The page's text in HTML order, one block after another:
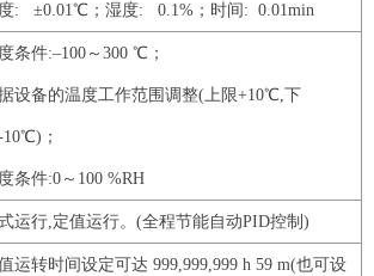
: ±0.01℃；湿度:0.1%；时间:0.01min
条件:–100 ～300 ℃；
设备的温度工作范围调整(上限+10℃,下
10℃)；
条件:0 ～ 100 %RH
运行,定值运行。(全程节能自动PID控制)
运转时间设定可达 999,999,999 h 59 m(也可设